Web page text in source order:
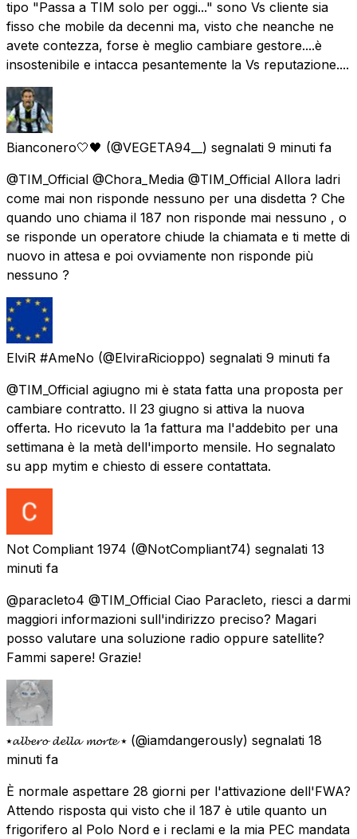
tipo "Passa a TIM solo per oggi..." sono Vs cliente sia
fisso che mobile da decenni ma, visto che neanche ne
avete contezza, forse è meglio cambiare gestore....è
insostenibile e intacca pesantemente la Vs reputazione....
Bianconero🤍🖤 (@VEGETA94__) segnalati 9 minuti fa
@TIM_Official @Chora_Media @TIM_Official Allora ladri
come mai non risponde nessuno per una disdetta ? Che
quando uno chiama il 187 non risponde mai nessuno , o
se risponde un operatore chiude la chiamata e ti mette di
nuovo in attesa e poi ovviamente non risponde più
nessuno ?
ElviR #AmeNo (@ElviraRicioppo) segnalati 9 minuti fa
@TIM_Official agiugno mi è stata fatta una proposta per
cambiare contratto. Il 23 giugno si attiva la nuova
offerta. Ho ricevuto la 1a fattura ma l'addebito per una
settimana è la metà dell'importo mensile. Ho segnalato
su app mytim e chiesto di essere contattata.
Not Compliant 1974 (@NotCompliant74) segnalati 13
minuti fa
@paracleto4 @TIM_Official Ciao Paracleto, riesci a darmi
maggiori informazioni sull'indirizzo preciso? Magari
posso valutare una soluzione radio oppure satellite?
Fammi sapere! Grazie!
⭑𝓪𝓵𝓫𝓮𝓻𝓸 𝓭𝓮𝓵𝓵𝓪 𝓶𝓸𝓻𝓽𝓮 ⭑ (@iamdangerously) segnalati 18
minuti fa
È normale aspettare 28 giorni per l'attivazione dell'FWA?
Attendo risposta qui visto che il 187 è utile quanto un
frigorifero al Polo Nord e i reclami e la mia PEC mandata